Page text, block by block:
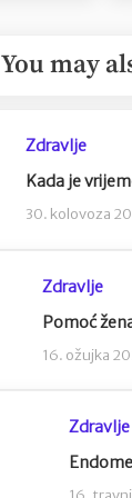
You may
Zdravlje
Kada je
30. kolovoza
Zdravlje
Pomoć
16. ožujka
Zdravlje